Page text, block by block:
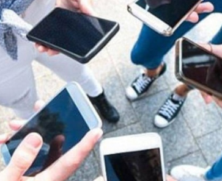
son günlerde sosyal medyaya erişimde
yeniden gündeme taşıdı. 7 Eylül’de
polis tarafından abluka altına
X, Instagram, Facebook ve TikTok gibi
sorun yaşayan kullanıcılar, “VPN yasak mı,
yanıt aramaya başladı.